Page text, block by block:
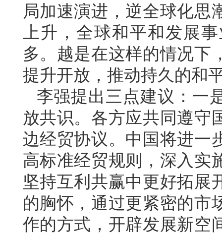
局加速演进，逆全球化思
上升，全球和平和发展
多。越是在这样的情况下
提升开放，推动持久的和
李强提出三点建议：一
放共识。各方应共同遵守
边经贸协议。中国将进一
高标准经贸规则，深入实
坚持互利共赢中更好拓展
的胸怀，通过更紧密的市
作的方式，开辟发展新空